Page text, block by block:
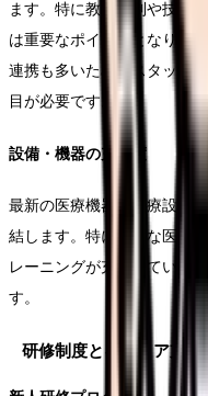
ます。特に教育体制や技術
は重要なポイントとなりま
連携も多いため、スタッフ
目が必要です。
設備・機器の充実度
最新の医療機器や治療設備
結します。特に高額な医療
レーニングが充実している
す。
研修制度とキャリア支援